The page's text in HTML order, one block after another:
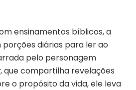
ensinamentos bíblicos, a
diárias para ler ao
pelo personagem
, que compartilha revelações
o propósito da vida, ele leva